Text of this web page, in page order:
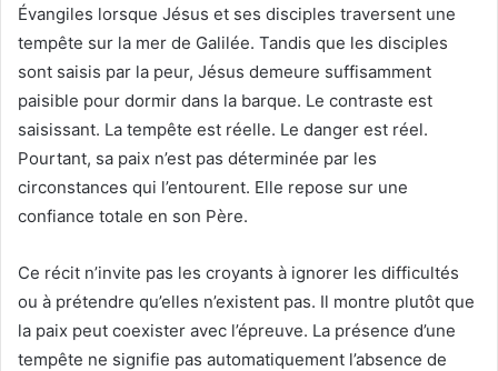
Évangiles lorsque Jésus et ses disciples traversent une
tempête sur la mer de Galilée. Tandis que les disciples
sont saisis par la peur, Jésus demeure suffisamment
paisible pour dormir dans la barque. Le contraste est
saisissant. La tempête est réelle. Le danger est réel.
Pourtant, sa paix n’est pas déterminée par les
circonstances qui l’entourent. Elle repose sur une
confiance totale en son Père.
Ce récit n’invite pas les croyants à ignorer les difficultés
ou à prétendre qu’elles n’existent pas. Il montre plutôt que
la paix peut coexister avec l’épreuve. La présence d’une
tempête ne signifie pas automatiquement l’absence de